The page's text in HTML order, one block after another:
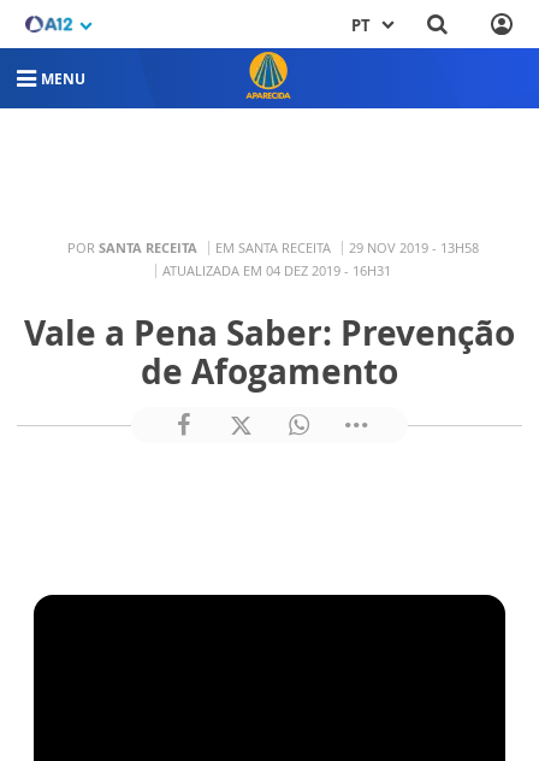
PT
MENU
POR SANTA RECEITA EM SANTA RECEITA
29 NOV 2019 - 13H58
ATUALIZADA EM 04 DEZ 2019 - 16H31
Vale a Pena Saber: Prevenção
de Afogamento